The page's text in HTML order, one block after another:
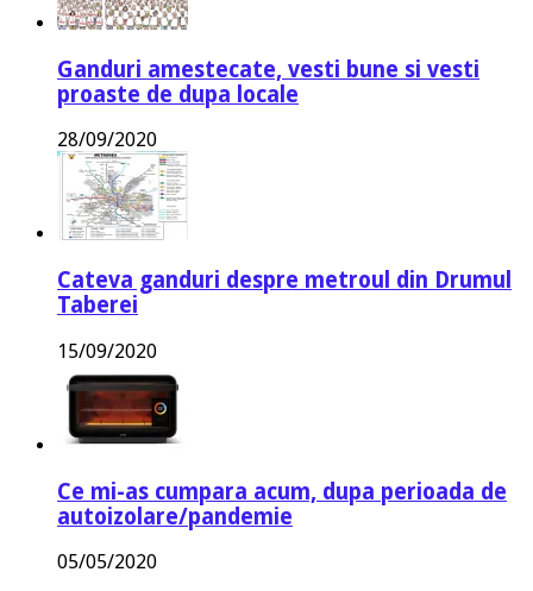
Ganduri amestecate, vesti bune si vesti
proaste de dupa locale
28/09/2020
Cateva ganduri despre metroul din Drumul
Taberei
15/09/2020
Ce mi-as cumpara acum, dupa perioada de
autoizolare/pandemie
05/05/2020